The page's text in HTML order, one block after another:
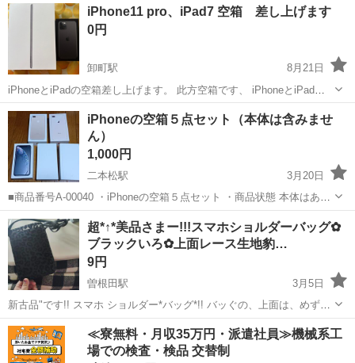
です。未使用です。
福島 郡山市
iPhone11 pro、iPad7 空箱 差し上げます
0円
卸町駅
8月21日
iPhoneとiPadの空箱差し上げます。 此方空箱です、 iPhoneとiPadを
差し上げる訳ではありません。 押入れに入れて保管してたので 其れを
ご了承願います。 ツルハドラッグ丸子店でのお取引希望です。 希望取
引時間...
福島 福島市 その他 iPhone11
iPhoneの空箱５点セット（本体は含みませ
ん）
1,000円
二本松駅
3月20日
■商品番号A-00040 ・iPhoneの空箱５点セット ・商品状態 本体はあり
ません。空箱のみです。少し古めのiPhoneの箱です。少々擦れた汚れ
や小傷があります。しっかりとした作りの箱なので、思い出の品を
入...
福島 二本松市 二本松駅
超*↑*美品さまー!!!スマホショルダーバッグ✿
ブラックいろ✿上面レース生地豹…
9円
曽根田駅
3月5日
新古品"です!! スマホ ショルダー*バッグ*!! バッぐの、上面は、めずい
レース生地の、ブラックいろ 豹柄↑↑♡ ちまた、の、お店で購入し、
２~３回ほど、使用しただけっ みなさん、よろしくねー!!!
福島 福島市 曽根田駅 その他 レース
≪寮無料・月収35万円・派遣社員≫機械系工
場での検査・検品 交替制